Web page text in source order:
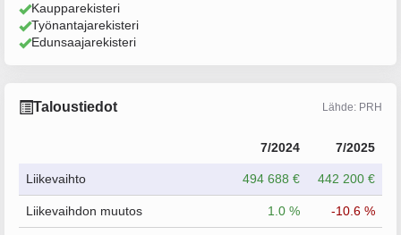
Kaupparekisteri
Työnantajarekisteri
Edunsaajarekisteri
Taloustiedot Lähde: PRH
7/2024 7/2025
Liikevaihto 494 688 € 442 200 €
Liikevaihdon muutos 1.0 % -10.6 %